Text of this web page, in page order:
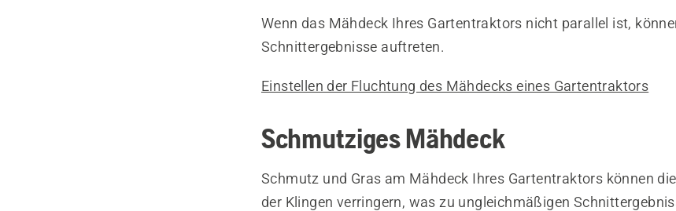
Wenn das Mähdeck Ihres Gartentraktors nicht parallel ist,
Schnittergebnisse auftreten.
Einstellen der Fluchtung des Mähdecks eines Gartentraktors
Schmutziges Mähdeck
Schmutz und Gras am Mähdeck Ihres Gartentraktors können
der Klingen verringern, was zu ungleichmäßigen